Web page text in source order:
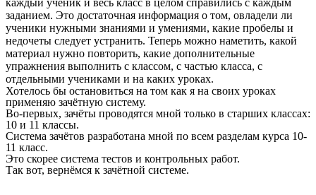
каждый ученик и весь класс в целом справились с каждым
заданием. Это достаточная информация о том, овладели ли
ученики нужными знаниями и умениями, какие пробелы и
недочеты следует устранить. Теперь можно наметить, какой
материал нужно повторить, какие дополнительные
упражнения выполнить с классом, с частью класса, с
отдельными учениками и на каких уроках.
Хотелось бы остановиться на том как я на своих уроках
применяю зачётную систему.
Во-первых, зачёты проводятся мной только в старших классах:
10 и 11 классы.
Система зачётов разработана мной по всем разделам курса 10-
11 класс.
Это скорее система тестов и контрольных работ.
Так вот, вернёмся к зачётной системе.